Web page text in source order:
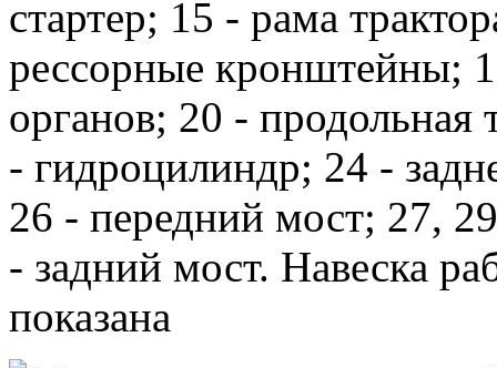
стартер; 15 - рама
рессорные кронштейны;
органов; 20 - продольная
- гидроцилиндр; 24 -
26 - передний мост; 27,
- задний мост. Навеска
показана